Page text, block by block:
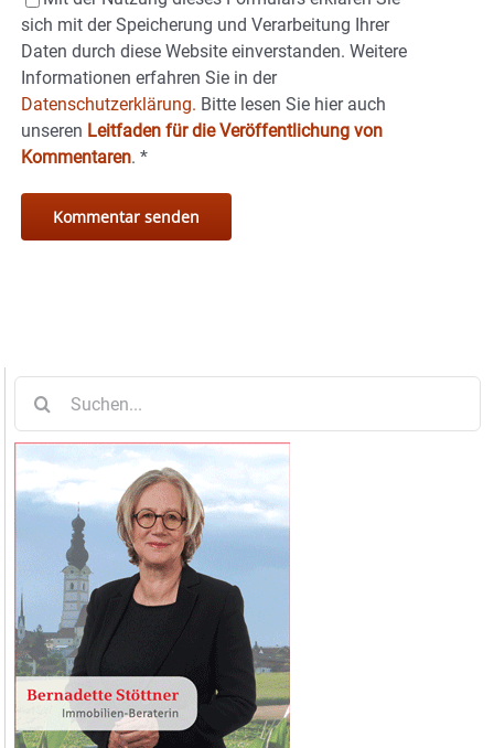
sich mit der Speicherung und Verarbeitung Ihrer
Daten durch diese Website einverstanden. Weitere
Informationen erfahren Sie in der
Datenschutzerklärung. Bitte lesen Sie hier auch
unseren Leitfaden für die Veröffentlichung von
Kommentaren. *
nach: